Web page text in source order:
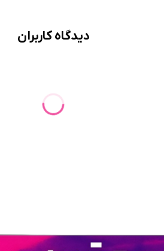
دیدگاه کاربران